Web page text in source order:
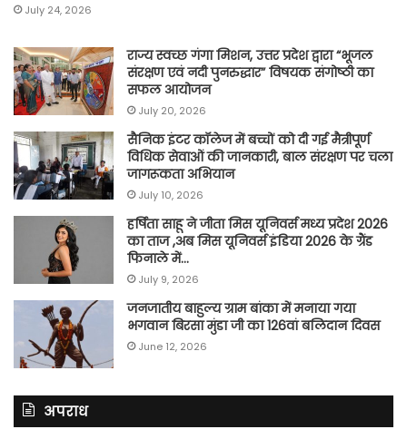
July 24, 2026
राज्य स्वच्छ गंगा मिशन, उत्तर प्रदेश द्वारा “भूजल
संरक्षण एवं नदी पुनरुद्धार” विषयक संगोष्ठी का
सफल आयोजन
July 20, 2026
सैनिक इंटर कॉलेज में बच्चों को दी गई मैत्रीपूर्ण
विधिक सेवाओं की जानकारी, बाल संरक्षण पर चला
जागरूकता अभियान
July 10, 2026
हर्षिता साहू ने जीता मिस यूनिवर्स मध्य प्रदेश 2026
का ताज ,अब मिस यूनिवर्स इंडिया 2026 के ग्रैंड
फिनाले में…
July 9, 2026
जनजातीय बाहुल्य ग्राम बांका में मनाया गया
भगवान बिरसा मुंडा जी का 126वां बलिदान दिवस
June 12, 2026
अपराध